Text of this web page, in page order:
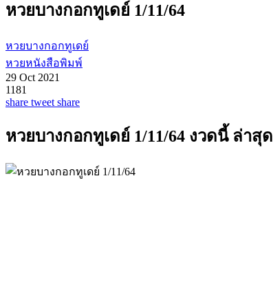
หวยบางกอกทูเดย์ 1/11/64
หวยบางกอกทูเดย์
หวยหนังสือพิมพ์
29 Oct 2021
1181
share tweet share
หวยบางกอกทูเดย์ 1/11/64 งวดนี้ ล่าสุด